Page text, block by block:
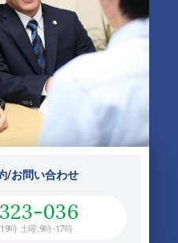
/お問い合わせ
036
時 土曜:9時-17時